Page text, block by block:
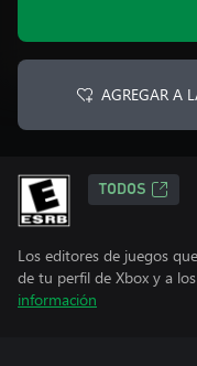
AGREGAR A
TODOS
Los editores de juegos
de tu perfil de Xbox y a
información